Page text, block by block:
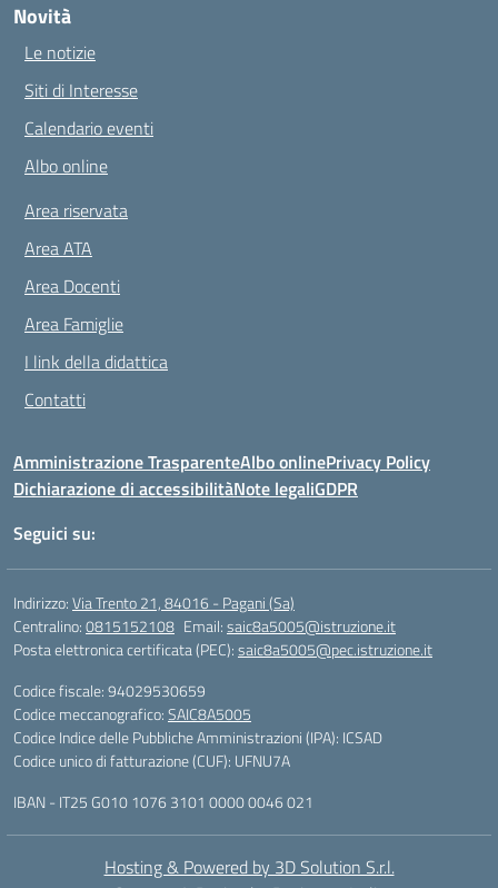
Novità
Le notizie
Siti di Interesse
Calendario eventi
Albo online
Area riservata
Area ATA
Area Docenti
Area Famiglie
I link della didattica
Contatti
Amministrazione TrasparenteAlbo onlinePrivacy Policy
Dichiarazione di accessibilitàNote legaliGDPR
Seguici su:
Indirizzo:Via Trento 21, 84016 - Pagani (Sa)
Centralino:0815152108 Email:saic8a5005@istruzione.it
Posta elettronica certificata (PEC):saic8a5005@pec.istruzione.it
Codice fiscale: 94029530659
Codice meccanografico:SAIC8A5005
Codice Indice delle Pubbliche Amministrazioni (IPA): ICSAD
Codice unico di fatturazione (CUF): UFNU7A
IBAN - IT25 G010 1076 3101 0000 0046 021
Hosting & Powered by 3D Solution S.r.l.